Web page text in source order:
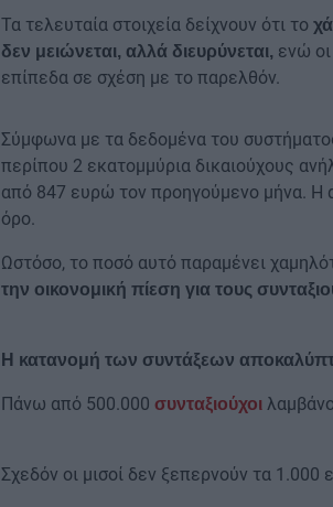
Τα τελευταία στοιχεία δείχνουν ότι το
δεν μειώνεται, αλλά διευρύνεται, ενώ
επίπεδα σε σχέση με το παρελθόν.
Σύμφωνα με τα δεδομένα του
περίπου 2 εκατομμύρια δικαιούχους
από 847 ευρώ τον προηγούμενο μήνα. Η
όρο.
Ωστόσο, το ποσό αυτό παραμένει
την οικονομική πίεση για τους
Η κατανομή των συντάξεων
Πάνω από 500.000 συνταξιούχοι
Σχεδόν οι μισοί δεν ξεπερνούν τα 1.000